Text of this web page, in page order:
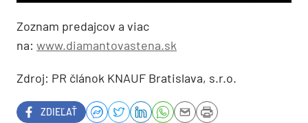
Zoznam predajcov a viac
na: www.diamantovastena.sk
Zdroj: PR článok KNAUF Bratislava, s.r.o.
ZDIEĽAŤ